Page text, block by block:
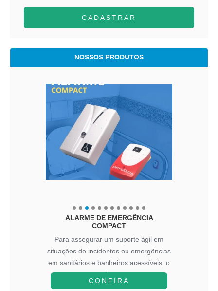
CADASTRAR
NOSSOS PRODUTOS
ALARME DE EMERGÊNCIA
COMPACT
Para assegurar um suporte ágil em
situações de incidentes ou emergências
em sanitários e banheiros acessíveis, o
A...
CONFIRA